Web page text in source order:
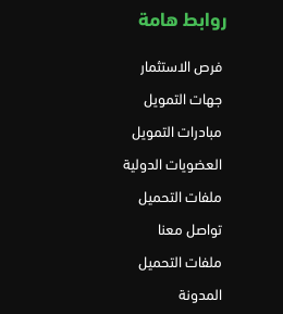
روابط هامة
فرص الاستثمار
جهات التمويل
مبادرات التمويل
العضويات الدولية
ملفات التحميل
تواصل معنا
ملفات التحميل
المدونة